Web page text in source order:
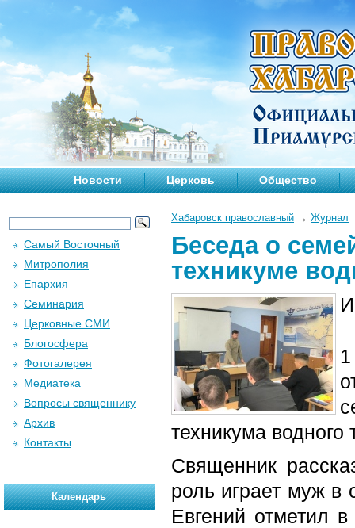
Новости Церковь Общество
Хабаровск православный → Журнал
Беседа о
техникуме
техникума водного
Священник
роль играет муж в
Евгений отметил
Самый Восточный
Митрополия
Епархия
Семинария
Церковные СМИ
Блогосфера
Фотогалерея
Медиатека
Вопросы священнику
Архив
Контакты
Календарь